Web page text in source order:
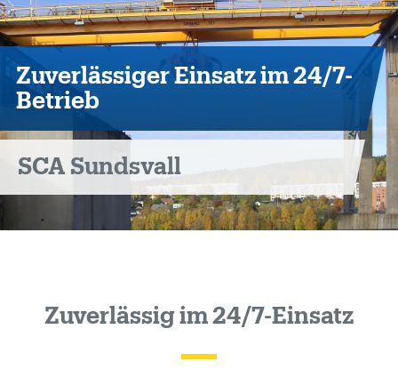
Zuverlässiger Einsatz im 24/7-
Betrieb
SCA Sundsvall
Zuverlässig im 24/7-Einsatz